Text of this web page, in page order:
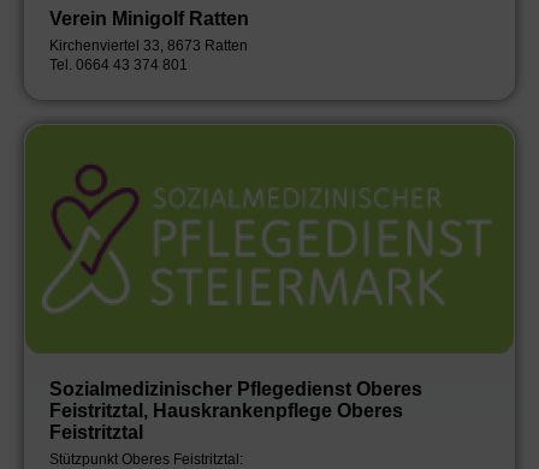
Verein Minigolf Ratten
Kirchenviertel 33, 8673 Ratten
Tel. 0664 43 374 801
Sozialmedizinischer Pflegedienst Oberes
Feistritztal, Hauskrankenpflege Oberes
Feistritztal
Stützpunkt Oberes Feistritztal: